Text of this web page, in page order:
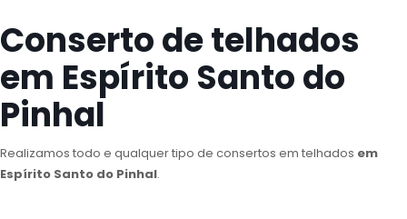
Conserto de telhados
em Espírito Santo do
Pinhal
Realizamos todo e qualquer tipo de consertos em telhados em
Espírito Santo do Pinhal.